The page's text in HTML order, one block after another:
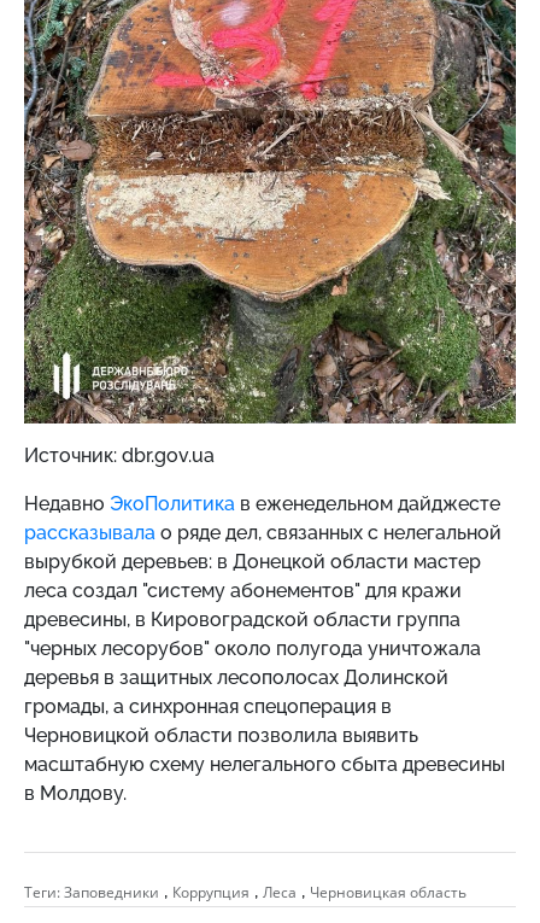
Источник: dbr.gov.ua
Недавно ЭкоПолитика в еженедельном дайджесте
рассказывала о ряде дел, связанных с нелегальной
вырубкой деревьев: в Донецкой области мастер
леса создал "систему абонементов" для кражи
древесины, в Кировоградской области группа
"черных лесорубов" около полугода уничтожала
деревья в защитных лесополосах Долинской
громады, а синхронная спецоперация в
Черновицкой области позволила выявить
масштабную схему нелегального сбыта древесины
в Молдову.
Теги:Заповедники , Коррупция , Леса , Черновицкая область